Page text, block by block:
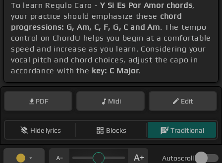
To learn Regulo Caro -Y Si Es Por Amor chords,
your practice should emphasize these chord
progressions: G, Am, C, F, G, C and Am. The tempo
control on ChordU helps you begin at a comfortable
speed and increase as you learn. Considering your
vocal pitch and chord choices, adjust the capo in
accordance with the key: C Major.
PDF Midi Edit
Hide lyrics Blocks Traditional
Autoscroll